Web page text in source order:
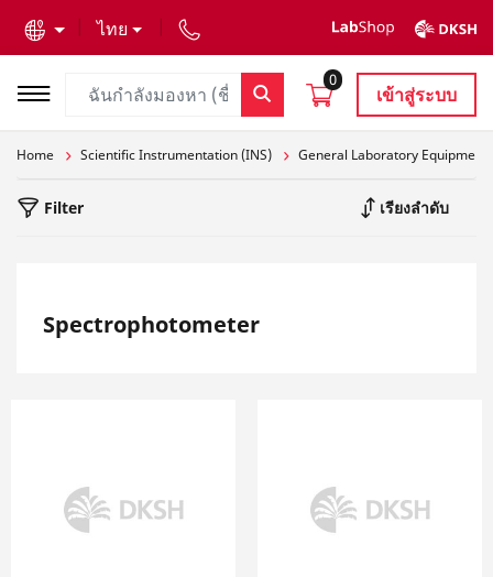
ไทย
0
เข้าสู่ระบบ
Home Scientific Instrumentation (INS) General Laboratory Equipment
Filter เรียงลำดับ
Spectrophotometer